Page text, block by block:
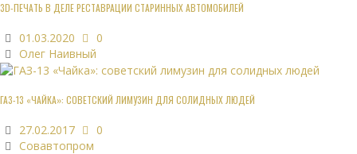
3D-ПЕЧАТЬ В ДЕЛЕ РЕСТАВРАЦИИ СТАРИННЫХ АВТОМОБИЛЕЙ
01.03.2020
0
Олег Наивный
ГАЗ-13 «ЧАЙКА»: СОВЕТСКИЙ ЛИМУЗИН ДЛЯ СОЛИДНЫХ ЛЮДЕЙ
27.02.2017
0
Совавтопром